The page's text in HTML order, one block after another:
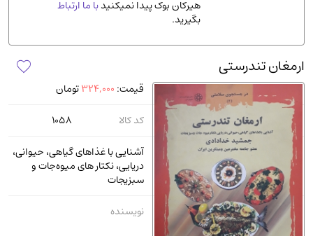
پزشکی(140)
کامپیوتر و نرم افزار
ورزشی و تربیت بدنی(34)
آشپزی و خوراکی(25)
سرگرمی و بازی(7)
سیاسی
رمان و داستان خارجی(489)
حقوقی و قانون(47)
کتاب های مصور رنگی و گلاسه(23)
هیرکان بوک پیدا نمیکنیدبا ما ارتباط
بگیرید.
ارمغان تندرستی
قیمت: 324,000تومان
کد کالا
1058
آشنایی با غذاهای گیاهی، حیوانی،
دریایی، نکتار های میوه‌جات و
سبزیجات
نویسنده